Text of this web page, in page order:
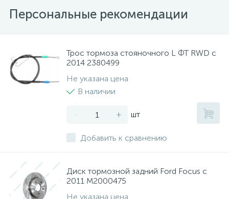
Персональные рекомендации
Трос тормоза стояночного L ФТ RWD с
2014 2380499
Не указана цена
В наличии
- + шт
Добавить к сравнению
Диск тормозной задний Ford Focus с
2011 M2000475
Не указана цена